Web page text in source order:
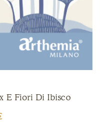
E Fiori Di Ibisco